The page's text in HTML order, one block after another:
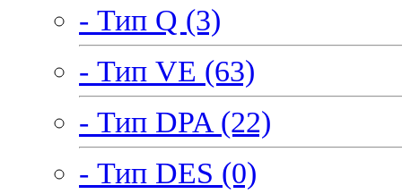
- Тип Q (3)
- Тип VE (63)
- Тип DPA (22)
- Тип DES (0)